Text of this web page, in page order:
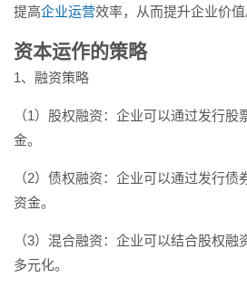
提高企业运营效率，从而提升企业价值
资本运作的策略
1、融资策略
（1）股权融资：企业可以通过发行股
金。
（2）债权融资：企业可以通过发行
资金。
（3）混合融资：企业可以结合股权
多元化。